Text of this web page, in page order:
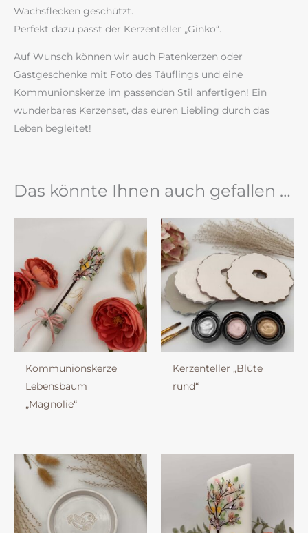
Wachsflecken geschützt.
Perfekt dazu passt der Kerzenteller „Ginko“.
Auf Wunsch können wir auch Patenkerzen oder
Gastgeschenke mit Foto des Täuflings und eine
Kommunionskerze im passenden Stil anfertigen! Ein
wunderbares Kerzenset, das euren Liebling durch das
Leben begleitet!
Das könnte Ihnen auch gefallen …
Kommunionskerze
Lebensbaum
„Magnolie“
Kerzenteller „Blüte
rund“